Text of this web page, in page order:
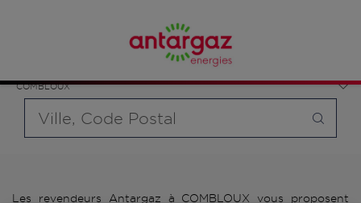
COMBLOUX
bouteille souhaité et le type de point de vente (revendeur /
distributeur automatique de bouteilles de gaz ou station GPL
carburant)
Les revendeurs Antargaz à COMBLOUX vous proposent